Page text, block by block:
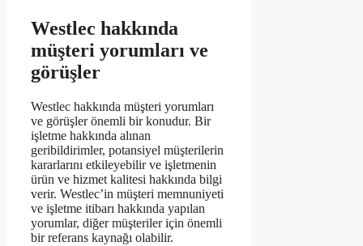
Westlec hakkında
müşteri yorumları ve
görüşler
Westlec hakkında müşteri yorumları
ve görüşler önemli bir konudur. Bir
işletme hakkında alınan
geribildirimler, potansiyel müşterilerin
kararlarını etkileyebilir ve işletmenin
ürün ve hizmet kalitesi hakkında bilgi
verir. Westlec’in müşteri memnuniyeti
ve işletme itibarı hakkında yapılan
yorumlar, diğer müşteriler için önemli
bir referans kaynağı olabilir.